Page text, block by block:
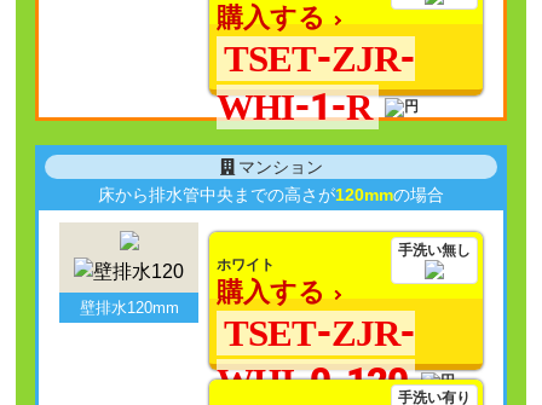
購入する
TSET-ZJR-
WHI-1-R
マンション
床から排水管中央までの高さが120mmの場合
壁排水120mm
手洗い無し
ホワイト
購入する
TSET-ZJR-
WHI-0-120手洗い有り